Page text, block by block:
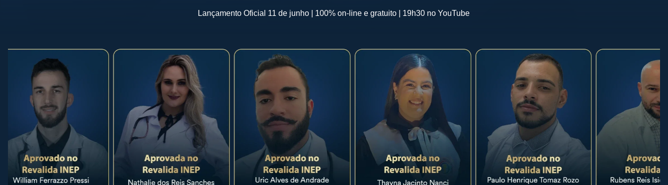
Lançamento Oficial 11 de junho | 100% on-line e gratuito | 19h30 no YouTube